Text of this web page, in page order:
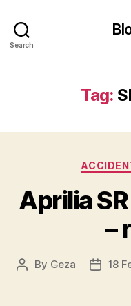
Search
Tag:
Aprilia
–
Post
By Geza
Post
18